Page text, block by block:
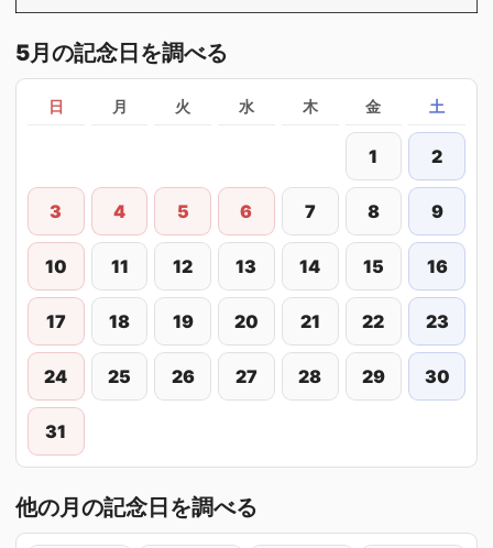
5月の記念日を調べる
日 月 火 水 木 金 土
1 2
3 4 5 6 7 8 9
10 11 12 13 14 15 16
17 18 19 20 21 22 23
24 25 26 27 28 29 30
31
他の月の記念日を調べる